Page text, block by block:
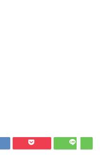
プロフィール